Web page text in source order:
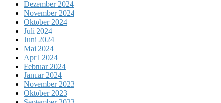
Dezember 2024
November 2024
Oktober 2024
Juli 2024
Juni 2024
Mai 2024
April 2024
Februar 2024
Januar 2024
November 2023
Oktober 2023